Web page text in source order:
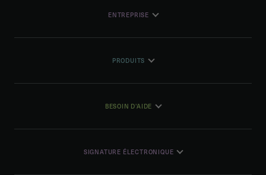
ENTREPRISE
PRODUITS
BESOIN D'AIDE
SIGNATURE ÉLECTRONIQUE